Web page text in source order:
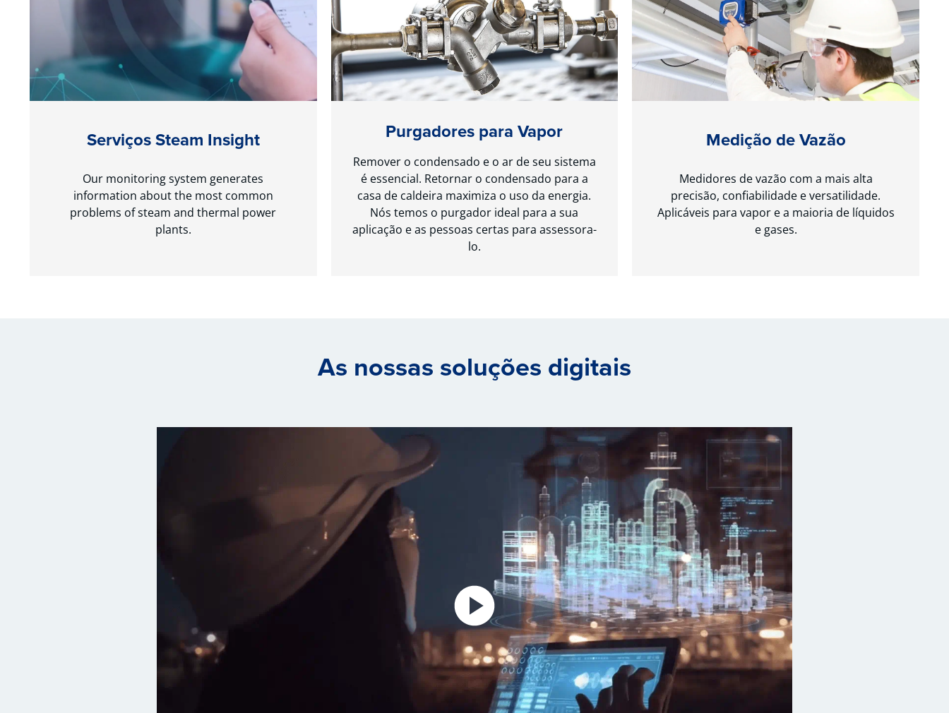
Serviços Steam Insight
Our monitoring system generates
information about the most common
problems of steam and thermal power
plants.
Purgadores para Vapor
Remover o condensado e o ar de seu sistema
é essencial. Retornar o condensado para a
casa de caldeira maximiza o uso da energia.
Nós temos o purgador ideal para a sua
aplicação e as pessoas certas para assessora-
lo.
Medição de Vazão
Medidores de vazão com a mais alta
precisão, confiabilidade e versatilidade.
Aplicáveis para vapor e a maioria de líquidos
e gases.
As nossas soluções digitais